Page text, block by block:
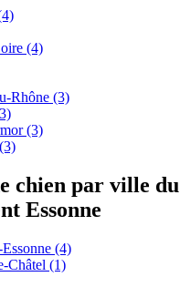
(4)
Rhône (3)
(3)
(3)
chien par ville du
Essonne
(4)
Châtel (1)